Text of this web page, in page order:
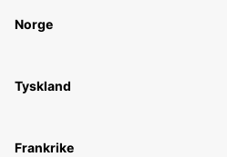
Norge
Tyskland
Frankrike